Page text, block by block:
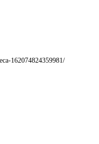
162074824359981/